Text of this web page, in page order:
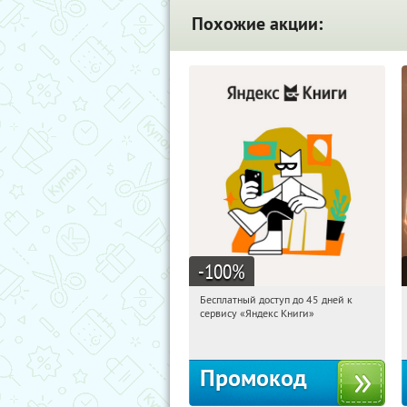
Похожие акции:
-100%
00:28:33
Получи первым!
Бесплатный доступ до 45 дней к
сервису «Яндекс Книги»
Промокод